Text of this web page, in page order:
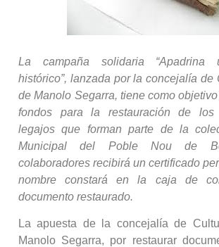
La campaña solidaria “Apadrina
histórico”, lanzada por la concejalía de
de Manolo Segarra, tiene como
fondos para la restauración de los
legajos que forman parte de la
Municipal del Poble Nou de
colaboradores recibirá un certificado
nombre constará en la caja de
documento restaurado.
La apuesta de la concejalía de
Manolo Segarra, por restaurar